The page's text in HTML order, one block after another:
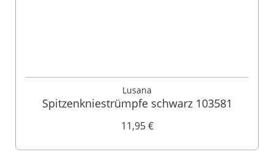
Lusana
Spitzenkniestrümpfe schwarz 103581
11,95 €